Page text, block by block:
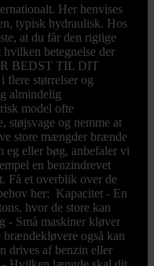
Her henvises
typisk hydraulisk. Hos
at du får den rigtige
betegnelse der
BEDST TIL DIT
størrelser og
almindelig
model ofte
støjsvage og nemme at
store mængder brænde
eg eller bøg, anbefaler vi
en benzindrevet
Få et overblik over de
her: Kapacitet - En
hvor de store kan
- Små maskiner kløver
også kan
drives af benzin eller